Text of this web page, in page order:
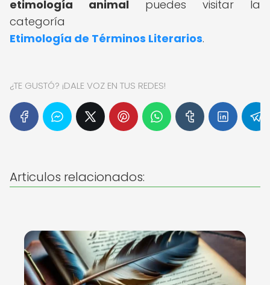
etimología animal puedes visitar la
categoría
Etimología de Términos Literarios.
¿TE GUSTÓ? ¡DALE VOZ EN TUS REDES!
Articulos relacionados: